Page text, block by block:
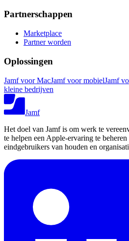
Partnerschappen
Marketplace
Partner worden
Oplossingen
Jamf voor MacJamf voor mobielJamf
kleine bedrijven
Jamf
Het doel van Jamf is om werk te
te helpen een Apple-ervaring te
eindgebruikers van houden en